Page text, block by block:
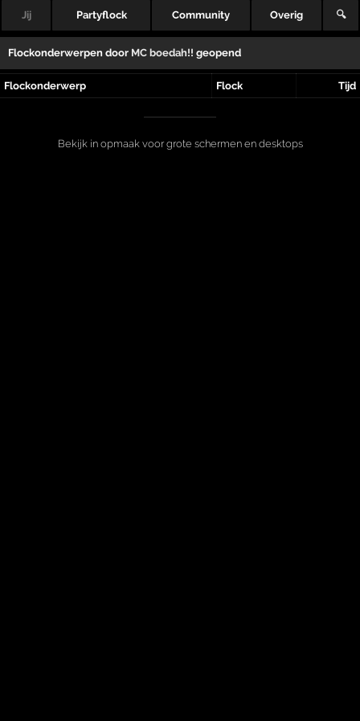
Jij Partyflock Community Overig 🔍
Flockonderwerpen door MC boedah!! geopend
Flockonderwerp Flock Tijd
Bekijk in opmaak voor grote schermen en desktops